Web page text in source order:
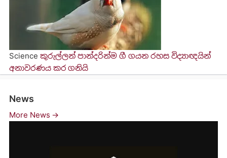
Science කුරුල්ලන් පාන්දරින්ම ගී ගයන රහස විද්‍යාඥයින්
අනාවරණය කර ගනියි
News
More News →